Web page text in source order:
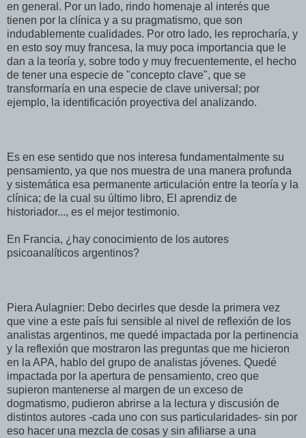
en general. Por un lado, rindo homenaje al interés que
tienen por la clínica y a su pragmatismo, que son
indudablemente cualidades. Por otro lado, les reprocharía, y
en esto soy muy francesa, la muy poca importancia que le
dan a la teoría y, sobre todo y muy frecuentemente, el hecho
de tener una especie de "concepto clave", que se
transformaría en una especie de clave universal; por
ejemplo, la identificación proyectiva del analizando.
Es en ese sentido que nos interesa fundamentalmente su
pensamiento, ya que nos muestra de una manera profunda
y sistemática esa permanente articulación entre la teoría y la
clínica; de la cual su último libro, El aprendiz de
historiador..., es el mejor testimonio.
En Francia, ¿hay conocimiento de los autores
psicoanalíticos argentinos?
Piera Aulagnier: Debo decirles que desde la primera vez
que vine a este país fui sensible al nivel de reflexión de los
analistas argentinos, me quedé impactada por la pertinencia
y la reflexión que mostraron las preguntas que me hicieron
en la APA, hablo del grupo de analistas jóvenes. Quedé
impactada por la apertura de pensamiento, creo que
supieron mantenerse al margen de un exceso de
dogmatismo, pudieron abrirse a la lectura y discusión de
distintos autores -cada uno con sus particularidades- sin por
eso hacer una mezcla de cosas y sin afiliarse a una